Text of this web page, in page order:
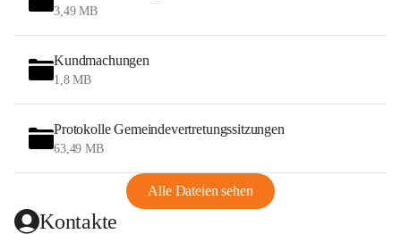
3,49 MB
Kundmachungen
1,8 MB
Protokolle Gemeindevertretungssitzungen
63,49 MB
Alle Dateien sehen
Kontakte